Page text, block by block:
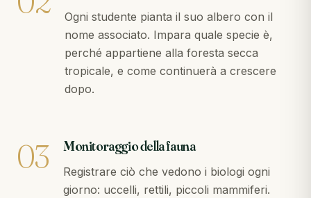
Ogni studente pianta il suo albero con il
nome associato. Impara quale specie è,
perché appartiene alla foresta secca
tropicale, e come continuerà a crescere
dopo.
03 Monitoraggio della fauna
Registrare ciò che vedono i biologi ogni
giorno: uccelli, rettili, piccoli mammiferi.